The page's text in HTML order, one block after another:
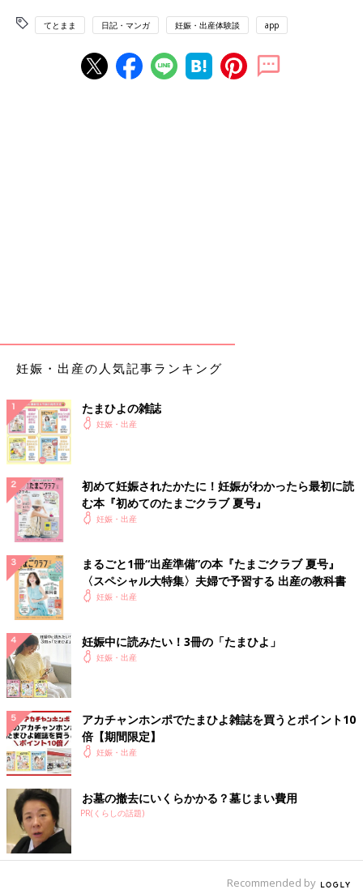
てとまま 日記・マンガ 妊娠・出産体験談 app
妊娠・出産の人気記事ランキング
たまひよの雑誌
妊娠・出産
初めて妊娠されたかたに！妊娠がわかったら最初に読
む本『初めてのたまごクラブ 夏号』
妊娠・出産
まるごと1冊“出産準備”の本『たまごクラブ 夏号』
〈スペシャル大特集〉夫婦で予習する 出産の教科書
妊娠・出産
妊娠中に読みたい！3冊の「たまひよ」
妊娠・出産
アカチャンホンポでたまひよ雑誌を買うとポイント10
倍【期間限定】
妊娠・出産
お墓の撤去にいくらかかる？墓じまい費用
PR(くらしの話題)
Recommended by